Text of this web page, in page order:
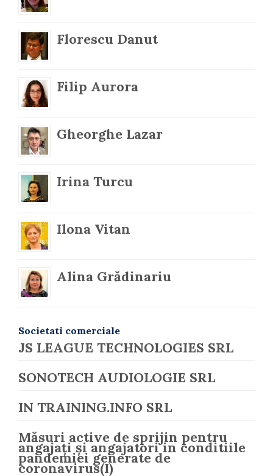
Florescu Danut
Filip Aurora
Gheorghe Lazar
Irina Turcu
Ilona Vitan
Alina Grădinariu
Societati comerciale
JS LEAGUE TECHNOLOGIES SRL
SONOTECH AUDIOLOGIE SRL
IN TRAINING.INFO SRL
Măsuri active de sprijin pentru
angajați și angajatori in conditiile
pandemiei generate de
coronavirus(I)